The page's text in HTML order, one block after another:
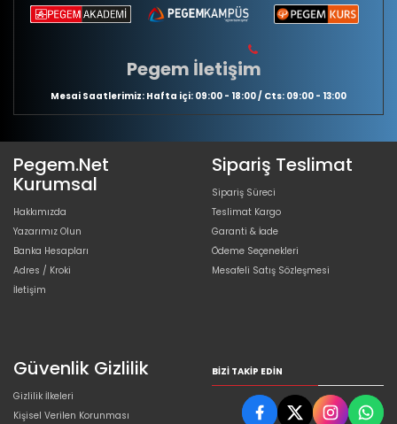
Pegem İletişim
Mesai Saatlerimiz: Hafta içi: 09:00 - 18:00 / Cts: 09:00 - 13:00
Pegem.Net
Kurumsal
Hakkımızda
Yazarımız Olun
Banka Hesapları
Adres / Kroki
İletişim
Sipariş Teslimat
Sipariş Süreci
Teslimat Kargo
Garanti & İade
Ödeme Seçenekleri
Mesafeli Satış Sözleşmesi
Güvenlik Gizlilik
Gizlilik İlkeleri
Kişisel Verilen Korunması
BIZI TAKIP EDIN